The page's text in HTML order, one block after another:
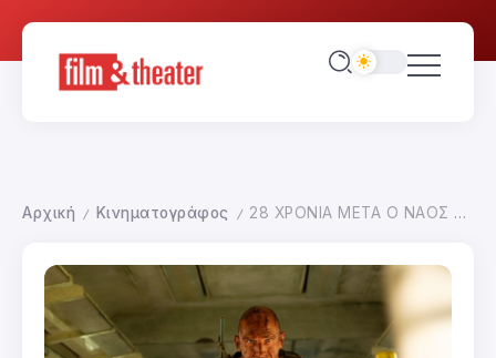
Αρχική / Κινηματογράφος / 28 ΧΡΟΝΙΑ ΜΕΤΑ Ο ΝΑΟΣ ΤΩΝ ΟΣΤΩΝ